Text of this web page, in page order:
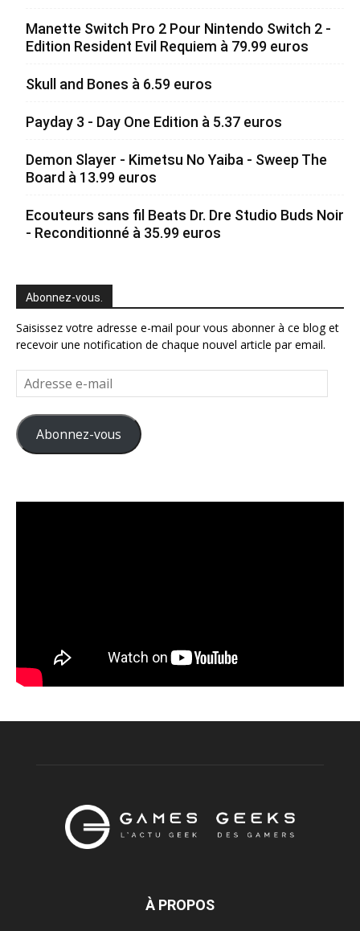
Manette Switch Pro 2 Pour Nintendo Switch 2 -
Edition Resident Evil Requiem à 79.99 euros
Skull and Bones à 6.59 euros
Payday 3 - Day One Edition à 5.37 euros
Demon Slayer - Kimetsu No Yaiba - Sweep The
Board à 13.99 euros
Ecouteurs sans fil Beats Dr. Dre Studio Buds Noir
- Reconditionné à 35.99 euros
Abonnez-vous.
Saisissez votre adresse e-mail pour vous abonner à ce blog et
recevoir une notification de chaque nouvel article par email.
Adresse
e-
mail
Abonnez-vous
À PROPOS